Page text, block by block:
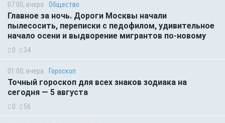
07:00, вчера Общество
Главное за ночь. Дороги Москвы начали
пылесосить, переписки с педофилом, удивительное
начало осени и выдворение мигрантов по-новому
0 34
01:00, вчера Гороскоп
Точный гороскоп для всех знаков зодиака на
сегодня — 5 августа
0 56